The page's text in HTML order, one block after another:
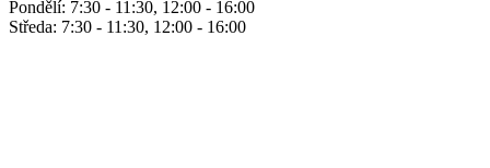
Pondělí: 7:30 - 11:30, 12:00 - 16:00
Středa: 7:30 - 11:30, 12:00 - 16:00